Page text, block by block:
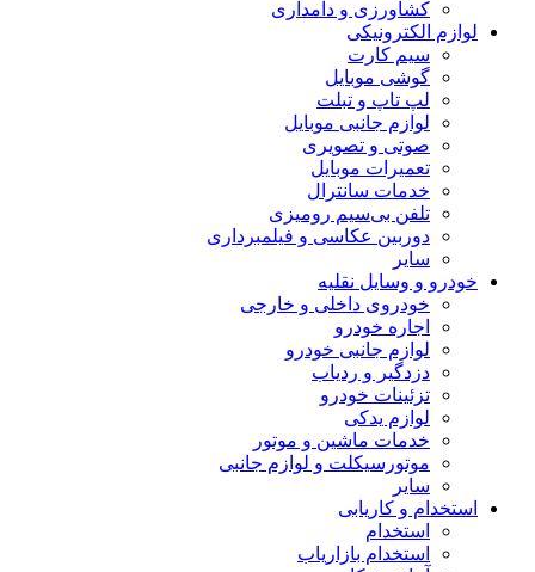
کشاورزی و دامداری
لوازم الکترونیکی
سیم کارت
گوشی موبایل
لپ تاپ و تبلت
لوازم جانبی موبایل
صوتی و تصویری
تعمیرات موبایل
خدمات سانترال
تلفن بی‌سیم رومیزی
دوربین عکاسی و فیلمبرداری
سایر
خودرو و وسایل نقلیه
خودروی داخلی و خارجی
اجاره خودرو
لوازم جانبی خودرو
دزدگیر و ردیاب
تزئینات خودرو
لوازم یدکی
خدمات ماشین و موتور
موتورسیکلت و لوازم جانبی
سایر
استخدام و کاریابی
استخدام
استخدام بازاریاب